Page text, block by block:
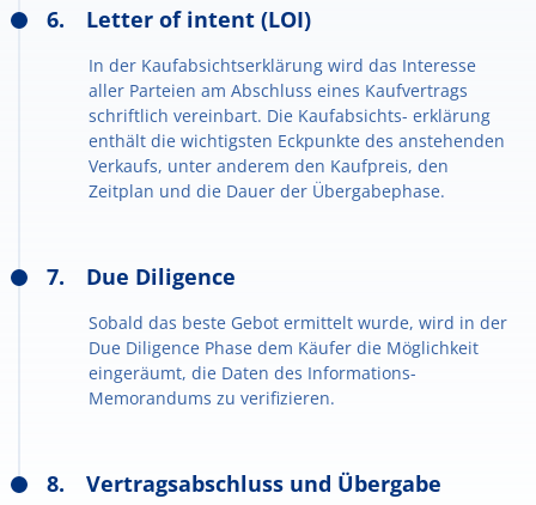
Letter of intent (LOI)
In der Kaufabsichtserklärung wird das Interesse
aller Parteien am Abschluss eines Kaufvertrags
schriftlich vereinbart. Die Kaufabsichts- erklärung
enthält die wichtigsten Eckpunkte des anstehenden
Verkaufs, unter anderem den Kaufpreis, den
Zeitplan und die Dauer der Übergabephase.
Due Diligence
Sobald das beste Gebot ermittelt wurde, wird in der
Due Diligence Phase dem Käufer die Möglichkeit
eingeräumt, die Daten des Informations-
Memorandums zu verifizieren.
Vertragsabschluss und Übergabe